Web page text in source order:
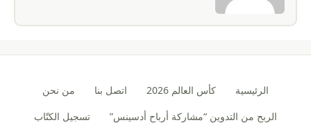
الرئيسية كأس العالم 2026 اتصل بنا
من نحن
الربح من التدوين “مشاركة أرباح أدسينس”
تسجيل الكتّاب